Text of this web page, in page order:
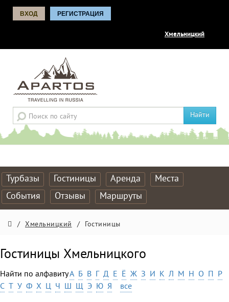
ВХОД РЕГИСТРАЦИЯ
Хмельницкий
Найти
Турбазы Гостиницы Аренда
Места
События
Отзывы Маршруты
/ Хмельницкий / Гостиницы
Гостиницы Хмельницкого
Найти по алфавитуА Б В Г Д Е Ё Ж З И К Л М Н О П Р
С Т У Ф Х Ц Ч Ш Щ Э Ю Я все